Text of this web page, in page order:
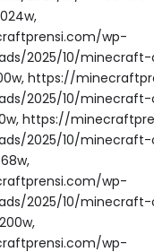
wp-
2025/10/
https://
2025/10/
https://
2025/10/
wp-
2025/10/
wp-